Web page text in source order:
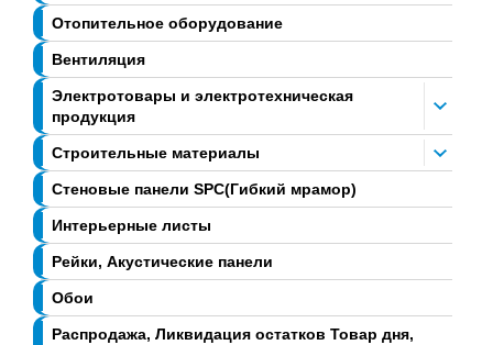
Отопительное оборудование
Вентиляция
Электротовары и электротехническая
продукция
Строительные материалы
Стеновые панели SPC(Гибкий мрамор)
Интерьерные листы
Рейки, Акустические панели
Обои
Распродажа, Ликвидация остатков Товар дня,